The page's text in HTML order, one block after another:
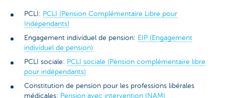
PCLI: PCLI (Pension Complémentaire Libre pour
Indépendants)
Engagement individuel de pension: EIP (Engagement
individuel de pension)
PCLI sociale: PCLI sociale (Pension complémentaire libre
pour indépendants)
Constitution de pension pour les professions libérales
médicales: Pension avec intervention INAMI